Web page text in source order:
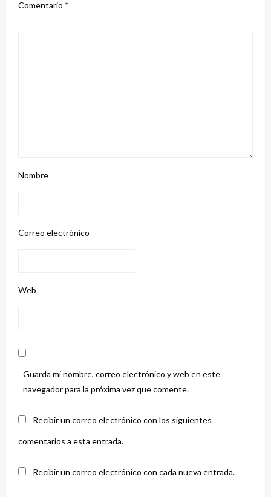
Comentario *
Nombre
Correo electrónico
Web
Guarda mi nombre, correo electrónico y web en este
navegador para la próxima vez que comente.
Recibir un correo electrónico con los siguientes
comentarios a esta entrada.
Recibir un correo electrónico con cada nueva entrada.